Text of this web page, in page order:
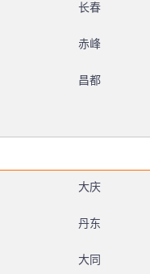
长春
赤峰
昌都
大庆
丹东
大同